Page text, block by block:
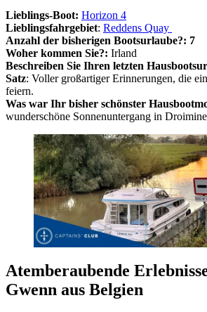
Lieblings-Boot: Horizon 4
Lieblingsfahrgebiet: Reddens Quay
Anzahl der bisherigen Bootsurlaube?: 7
Woher kommen Sie?: Irland
Beschreiben Sie Ihren letzten
Satz: Voller großartiger Erinnerungen, die
feiern.
Was war Ihr bisher schönster
wunderschöne Sonnenuntergang in
Atemberaubende
Gwenn aus Belgien